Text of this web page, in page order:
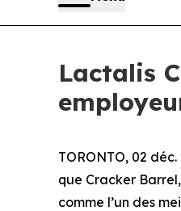
Lactalis
TORONTO, 02
que Cracker
comme l’un des